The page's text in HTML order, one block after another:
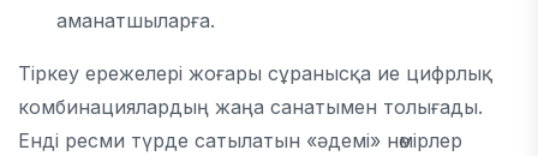
аманатшыларға.
Тіркеу ережелері жоғары сұранысқа ие цифрлық
комбинациялардың жаңа санатымен толығады.
Енді ресми түрде сатылатын «әдемі» нөмірлер